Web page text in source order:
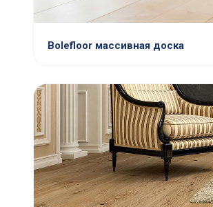
Bolefloor массивная доска